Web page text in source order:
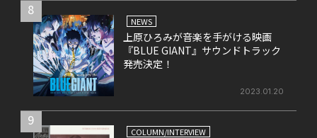
8
NEWS
上原ひろみが音楽を手がける映画
『BLUE GIANT』サウンドトラック
発売決定！
2023.01.20
9
COLUMN/INTERVIEW